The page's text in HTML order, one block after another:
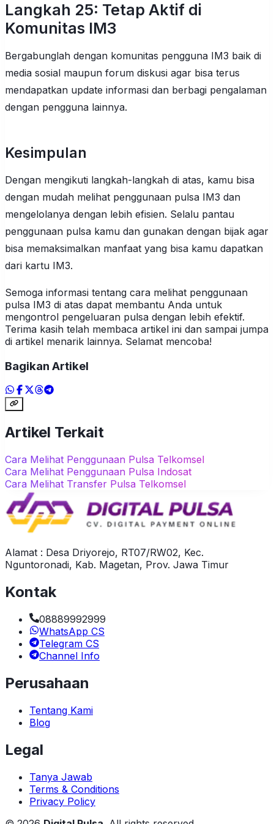
Langkah 25: Tetap Aktif di
Komunitas IM3
Bergabunglah dengan komunitas pengguna IM3 baik di
media sosial maupun forum diskusi agar bisa terus
mendapatkan update informasi dan berbagi pengalaman
dengan pengguna lainnya.
Kesimpulan
Dengan mengikuti langkah-langkah di atas, kamu bisa
dengan mudah melihat penggunaan pulsa IM3 dan
mengelolanya dengan lebih efisien. Selalu pantau
penggunaan pulsa kamu dan gunakan dengan bijak agar
bisa memaksimalkan manfaat yang bisa kamu dapatkan
dari kartu IM3.
Semoga informasi tentang cara melihat penggunaan
pulsa IM3 di atas dapat membantu Anda untuk
mengontrol pengeluaran pulsa dengan lebih efektif.
Terima kasih telah membaca artikel ini dan sampai jumpa
di artikel menarik lainnya. Selamat mencoba!
Bagikan Artikel
Artikel Terkait
Cara Melihat Penggunaan Pulsa Telkomsel
Cara Melihat Penggunaan Pulsa Indosat
Cara Melihat Transfer Pulsa Telkomsel
Alamat : Desa Driyorejo, RT07/RW02, Kec.
Nguntoronadi, Kab. Magetan, Prov. Jawa Timur
Kontak
08889992999
WhatsApp CS
Telegram CS
Channel Info
Perusahaan
Tentang Kami
Blog
Legal
Tanya Jawab
Terms & Conditions
Privacy Policy